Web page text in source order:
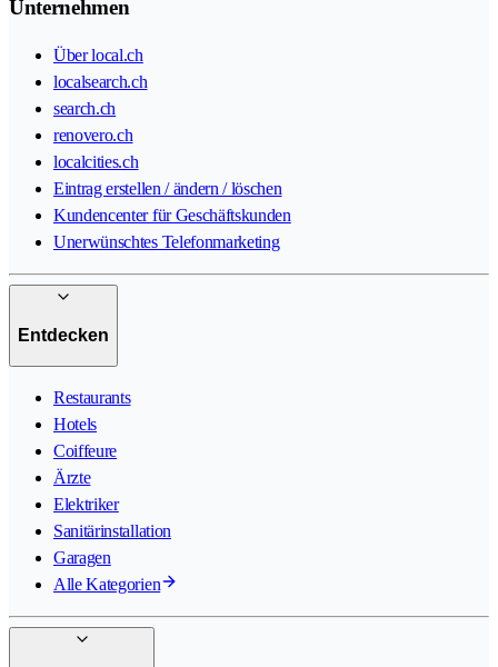
Unternehmen
Über local.ch
localsearch.ch
search.ch
renovero.ch
localcities.ch
Eintrag erstellen / ändern / löschen
Kundencenter für Geschäftskunden
Unerwünschtes Telefonmarketing
Entdecken
Restaurants
Hotels
Coiffeure
Ärzte
Elektriker
Sanitärinstallation
Garagen
Alle Kategorien